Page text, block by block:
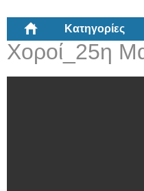
Κατηγορίες
Χοροί_25η